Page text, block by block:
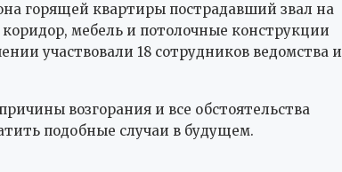
горящей квартиры пострадавший звал на
мебель и потолочные конструкции
участвовали 18 сотрудников ведомства и
возгорания и все обстоятельства
подобные случаи в будущем.